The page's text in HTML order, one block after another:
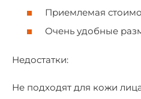
Приемлемая
Очень удобные
Недостатки:
Не подходят для кожи